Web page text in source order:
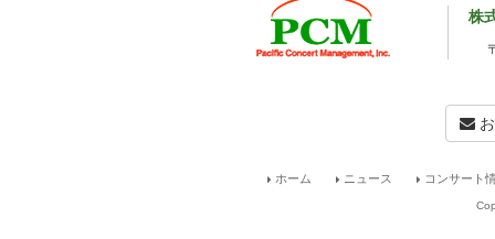
株
ホーム ニュース コンサート